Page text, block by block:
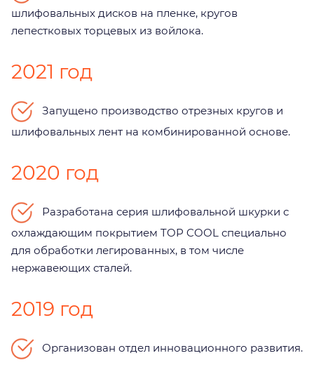
шлифовальных дисков на пленке, кругов
лепестковых торцевых из войлока.
2021 год
Запущено производство отрезных кругов и
шлифовальных лент на комбинированной основе.
2020 год
Разработана серия шлифовальной шкурки с
охлаждающим покрытием TOP COOL специально
для обработки легированных, в том числе
нержавеющих сталей.
2019 год
Организован отдел инновационного развития.